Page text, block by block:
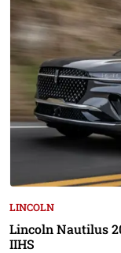
LINCOLN
Lincoln Nautilus
IIHS